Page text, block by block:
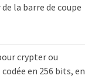
la barre de coupe
crypter ou
en 256 bits, en